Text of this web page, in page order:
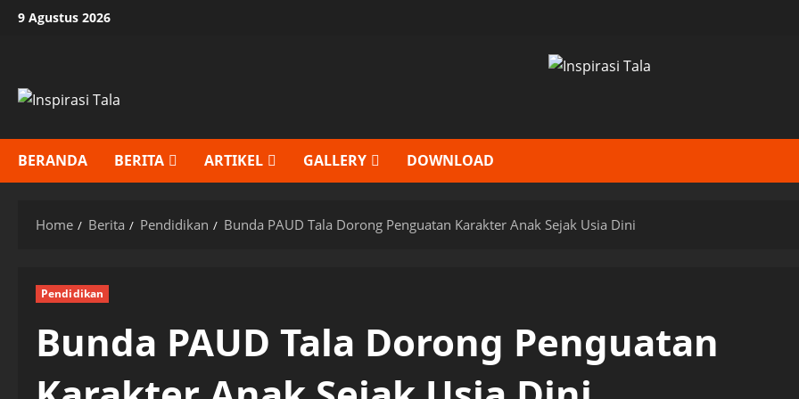
Skip9 Agustus 2026
BERANDA BERITA ARTIKEL GALLERY DOWNLOAD
Home Berita Pendidikan Bunda PAUD Tala Dorong Penguatan Karakter Anak Sejak Usia Dini
Pendidikan
Bunda PAUD Tala Dorong Penguatan